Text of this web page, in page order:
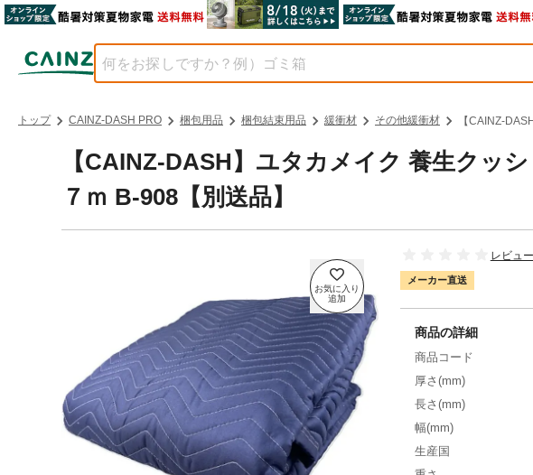
トップ CAINZ-DASH PRO 梱包用品 梱包結束用品 緩衝材 その他緩衝材 【CAINZ-
【CAINZ-DASH】ユタカメイク 養生クッ
７ｍ B-908【別送品】
レビュ
メーカー直送
商品の詳細
商品コード
厚さ(mm)
長さ(mm)
幅(mm)
生産国